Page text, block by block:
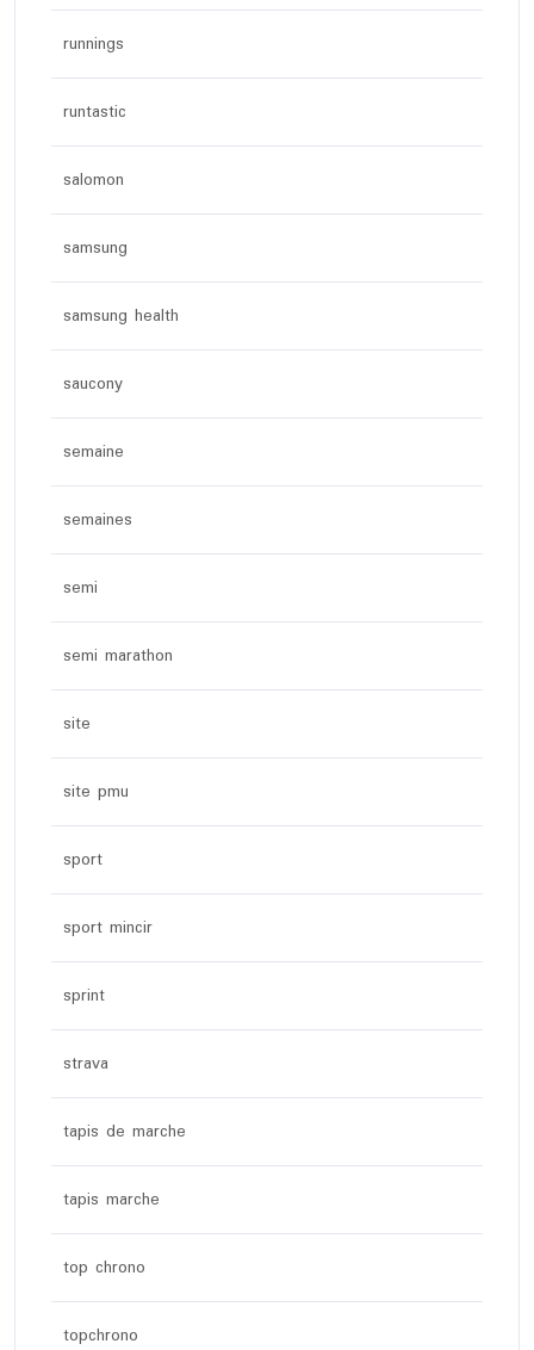
runnings
runtastic
salomon
samsung
samsung health
saucony
semaine
semaines
semi
semi marathon
site
site pmu
sport
sport mincir
sprint
strava
tapis de marche
tapis marche
top chrono
topchrono